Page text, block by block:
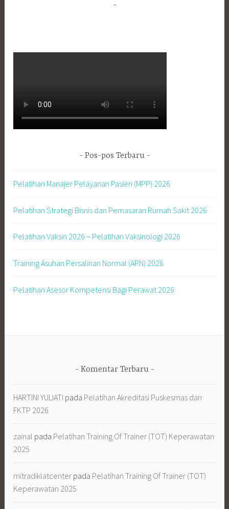
Pos-pos Terbaru
Pelatihan Manajer Pelayanan Pasien (MPP) 2026
Pelatihan Strategi Bisnis dan Pemasaran Rumah Sakit 2026
Pelatihan Vaksin 2026 – Pelatihan Vaksinologi 2026
Training Asuhan Persalinan Normal (APN) 2026
Pelatihan Asesor Kompetensi Bagi Perawat 2026
Komentar Terbaru
HARTINI YULIATI pada Pelatihan Akreditasi Puskesmas dan
FKTP 2026
zainal pada Pelatihan Training Of Trainer (TOT) Keperawatan
2025
mitradiklatcenter pada Pelatihan Training Of Trainer (TOT)
Keperawatan 2025